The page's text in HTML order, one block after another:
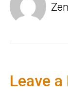
Leave a